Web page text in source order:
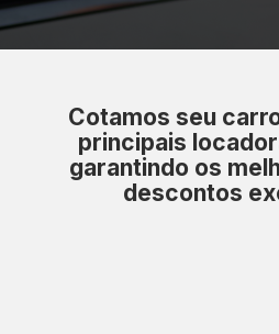
Cotamos seu
principais
garantindo os
descontos